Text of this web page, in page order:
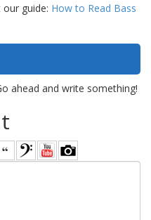
guide: How to Read Bass
ahead and write something!